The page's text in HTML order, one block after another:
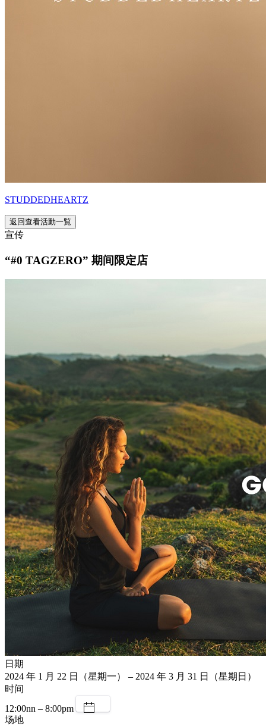
STUDDEDHEARTZ
返回查看活動一覧
宣传
“#0 TAGZERO” 期间限定店
日期
2024 年 1 月 22 日（星期一） – 2024 年 3 月 31 日（星期日）
时间
12:00nn – 8:00pm
场地